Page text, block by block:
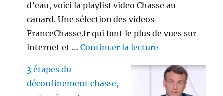
d’eau, voici la playlist video Chasse au
canard. Une sélection des videos
FranceChasse.fr qui font le plus de vues sur
internet et …Continuer la lecture
3 étapes du
déconfinement chasse,